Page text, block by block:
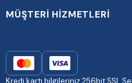
MÜŞTERİ HİZMETLERİ